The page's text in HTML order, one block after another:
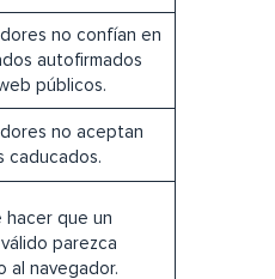
no confían en
autofirmados
públicos.
no aceptan
caducados.
hacer que un
parezca
al navegador.